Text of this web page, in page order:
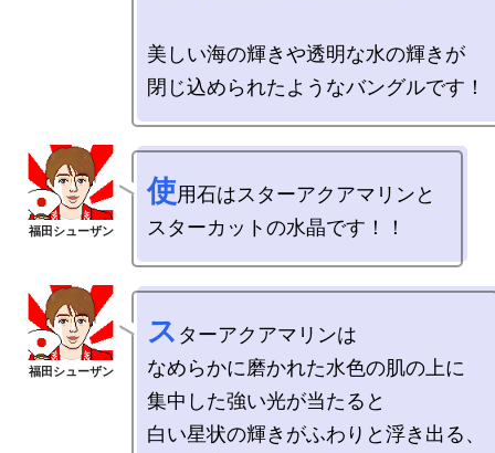
美しい海の輝きや透明な水の輝きが
使用石はスターアクアマリンと
ス ターアクアマリンは
なめらかに磨かれた水色の肌の上に
集中した強い光が当たると
白い星状の輝きがふわりと浮き出る、